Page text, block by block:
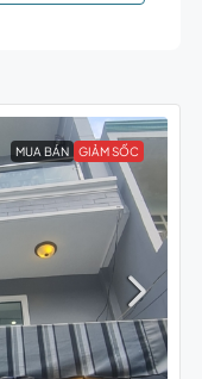
MUA BÁN GIẢM SỐC